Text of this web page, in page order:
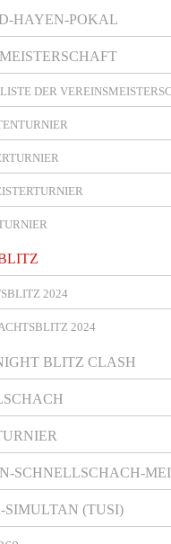
HAYEN-POKAL
DER
2024
2024
BLITZ CLASH
SCHNELLSCHACH-
SIMULTAN (TUSI)